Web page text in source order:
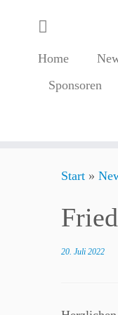
Home
Sponsoren
Start »
20. Juli 2022